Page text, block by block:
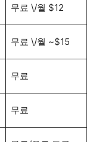
무료 \/월 $12
무료 \/월 ~$15
무료
무료